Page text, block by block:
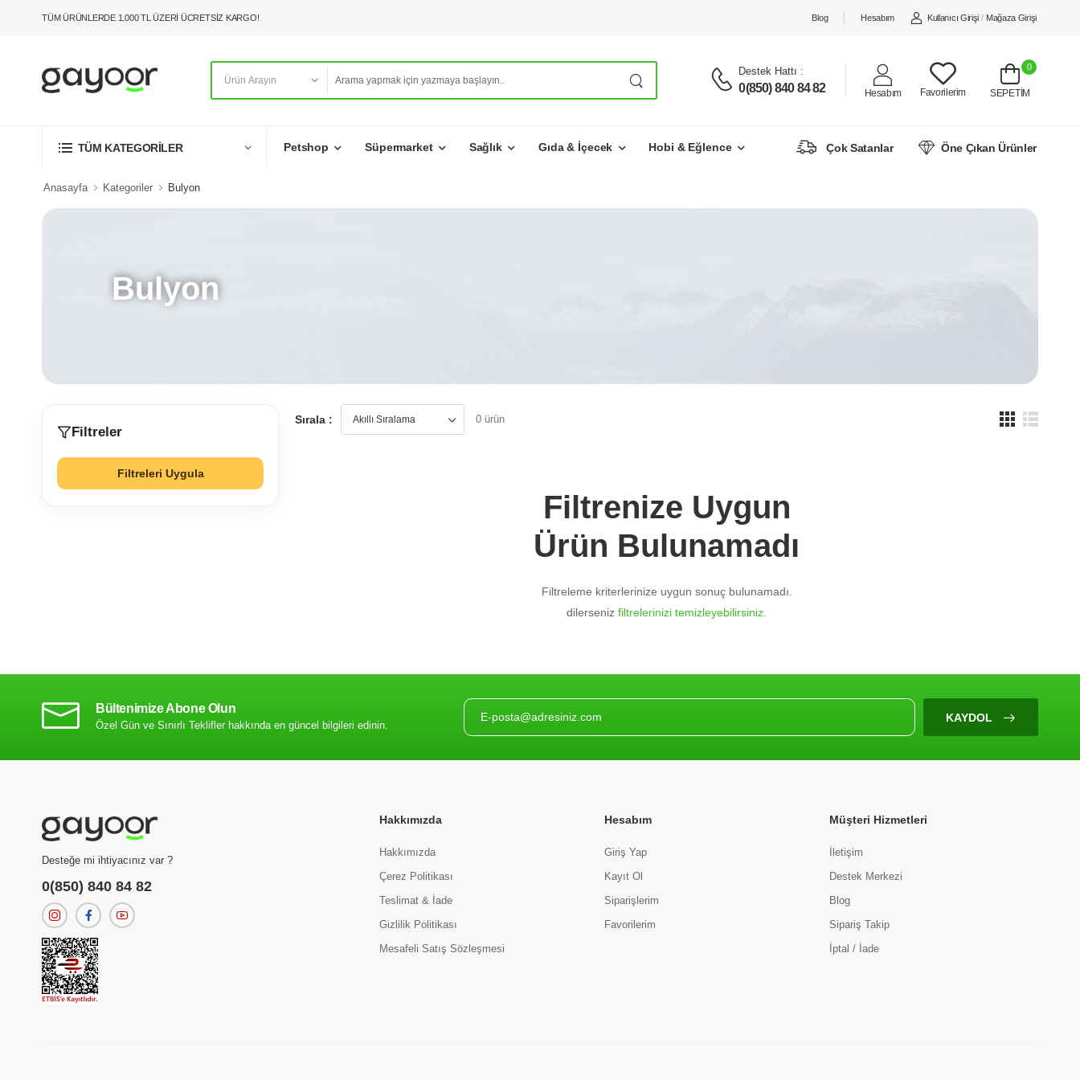
TÜM ÜRÜNLERDE 1.000 TL ÜZERİ ÜCRETSİZ KARGO! Blog Hesabım Kullanıcı Girişi / Mağaza Girişi
Destek Hattı :
0(850) 840 84 82 Hesabım Favorilerim
0
SEPETİM
TÜM KATEGORİLER Petshop Süpermarket Sağlık Gıda & İçecek Hobi & Eğlence Çok Satanlar Öne Çıkan Ürünler
Anasayfa Kategoriler Bulyon
Bulyon
Filtreler
Filtreleri Uygula
Sırala : 0 ürün
Filtrenize Uygun
Ürün Bulunamadı
Filtreleme kriterlerinize uygun sonuç bulunamadı.
dilerseniz filtrelerinizi temizleyebilirsiniz.
Bültenimize Abone Olun
Özel Gün ve Sınırlı Teklifler hakkında en güncel bilgileri edinin.
KAYDOL
Desteğe mi ihtiyacınız var ?
0(850) 840 84 82
Hakkımızda
Hakkımızda
Çerez Politikası
Teslimat & İade
Gizlilik Politikası
Mesafeli Satış Sözleşmesi
Hesabım
Giriş Yap
Kayıt Ol
Siparişlerim
Favorilerim
Müşteri Hizmetleri
İletişim
Destek Merkezi
Blog
Sipariş Takip
İptal / İade